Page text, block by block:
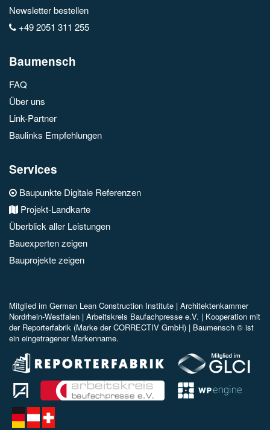
Newsletter bestellen
+49 2051 311 255
Baumensch
FAQ
Über uns
Link-Partner
Baulinks Empfehlungen
Services
Baupunkte Digitale Referenzen
Projekt-Landkarte
Überblick aller Leistungen
Bauexperten zeigen
Bauprojekte zeigen
Mitglied im German Lean Construction Institute | Architektenkammer
Nordrhein-Westfalen | Arbeitskreis Baufachpresse e.V. | Kooperation mit
der Reporterfabrik (Marke der CORRECTIV GmbH) | Baumensch © ist
ein eingetragener Markenname.